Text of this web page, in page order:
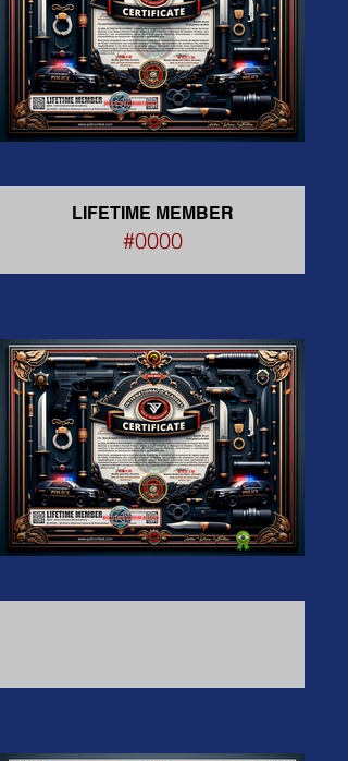
LIFETIME MEMBER
#0000